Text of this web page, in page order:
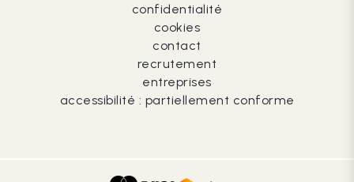
confidentialité
cookies
contact
recrutement
entreprises
accessibilité : partiellement conforme